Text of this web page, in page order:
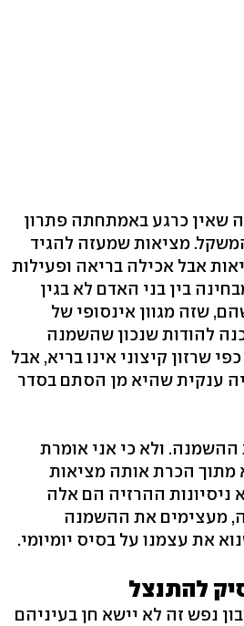
שאין כרגע באמתחתה פתרון
מציאות שמעזה להגיד
אבל אכילה בריאה ופעילות
בין בני האדם לא בגין
שזה מגוון אינסופי של
להודות שנכון שהשמנה
שרזון קיצוני אינו בריא, אבל
ענקית שהיא מן הסתם בסדר
ולא כי אני אומרת
מתוך הכרת אותה מציאות
ניסיונות ההרזיה הם אלה
מעצימים את ההשמנה
את עצמנו על בסיס יומיומי.
להתנצל
נפש זה לא יישא חן בעיניהם